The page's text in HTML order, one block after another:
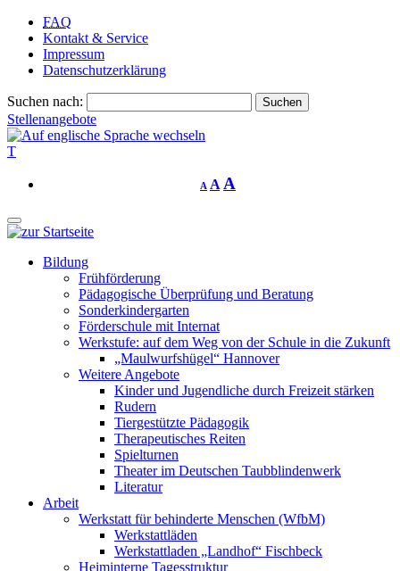
FAQ
Kontakt & Service
Impressum
Datenschutzerklärung
Suchen nach:
Stellenangebote
T
A A A
Bildung
Frühförderung
Pädagogische Überprüfung und Beratung
Sonderkindergarten
Förderschule mit Internat
Werkstufe: auf dem Weg von der Schule in die Zukunft
„Maulwurfshügel“ Hannover
Weitere Angebote
Kinder und Jugendliche durch Freizeit stärken
Rudern
Tiergestützte Pädagogik
Therapeutisches Reiten
Spielturnen
Theater im Deutschen Taubblindenwerk
Literatur
Arbeit
Werkstatt für behinderte Menschen (WfbM)
Werkstattläden
Werkstattladen „Landhof“ Fischbeck
Heiminterne Tagesstruktur